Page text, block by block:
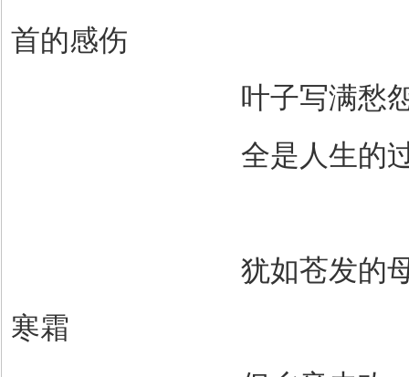
首的感伤
叶子写满愁
全是人生的
犹如苍发的
寒霜